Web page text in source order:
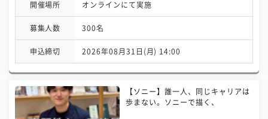
開催場所 オンラインにて実施
募集人数 300名
申込締切 2026年08月31日(月) 14:00
【ソニー】誰一人、同じキャリアは
歩まない。ソニーで描く、